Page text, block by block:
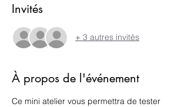
Invités
+ 3 autres invités
À propos de l'événement
Ce mini atelier vous permettra de tester